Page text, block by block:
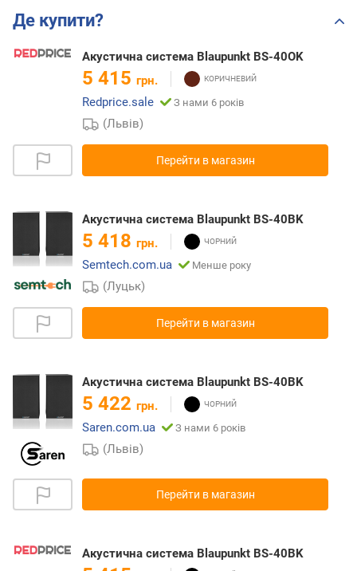
Де купити?
Акустична система Blaupunkt BS-40OK
5 415 грн.
Redprice.sale
З нами 6 років
(Львів)
Перейти в магазин
Акустична система Blaupunkt BS-40BK
5 418 грн.
Semtech.com.ua
Менше року
(Луцьк)
Перейти в магазин
Акустична система Blaupunkt BS-40BK
5 422 грн.
Saren.com.ua
З нами 6 років
(Львів)
Перейти в магазин
Акустична система Blaupunkt BS-40BK